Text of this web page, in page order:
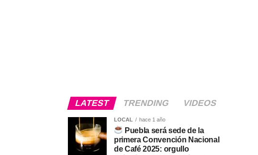
LATEST TRENDING VIDEOS
LOCAL hace 1 año
Puebla será sede de la
primera Convención Nacional
de Café 2025: orgullo